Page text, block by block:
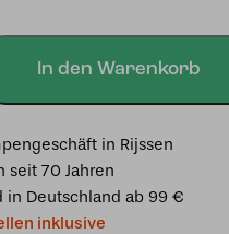
In den Warenkorb
in Rijssen
seit 70 Jahren
in Deutschland ab 99 €
inklusive